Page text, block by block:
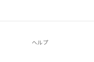
ヘルプ